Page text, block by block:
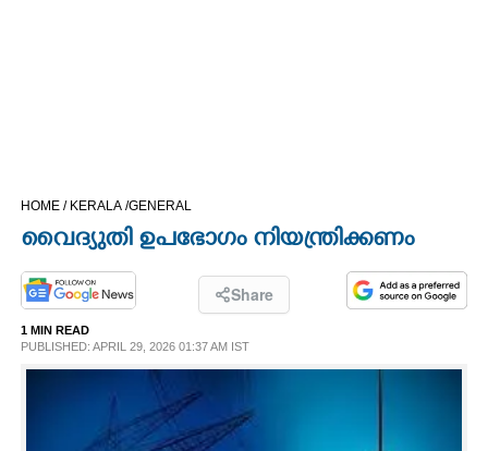
OPINION
PHOTOS
HOME / KERALA /GENERAL
വൈദ്യുതി ഉപഭോഗം നിയന്ത്രിക്കണം
Share
1 MIN READ
PUBLISHED: APRIL 29, 2026 01:37 AM IST